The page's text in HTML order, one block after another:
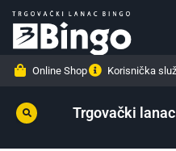
Online Shop Korisnička
Trgovački